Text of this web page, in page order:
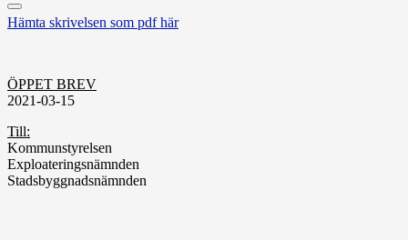
Hämta skrivelsen som pdf här
ÖPPET BREV
2021-03-15
Till:
Kommunstyrelsen
Exploateringsnämnden
Stadsbyggnadsnämnden